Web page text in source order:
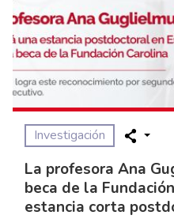
Investigación
La profesora Ana
beca de la
estancia corta